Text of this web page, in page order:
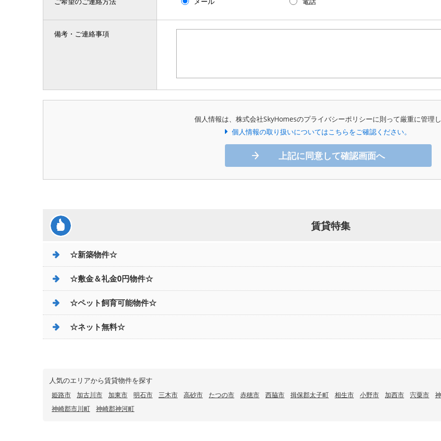
備考・ご連絡事項
個人情報は、株式会社SkyHomesのプライバシーポリシーに則って厳重に管理
個人情報の取り扱いについてはこちらをご確認ください。
上記に同意して確認画面へ
賃貸特集
☆新築物件☆
☆敷金＆礼金0円物件☆
☆ペット飼育可能物件☆
☆ネット無料☆
人気のエリアから賃貸物件を探す
姫路市 加古川市 加東市 明石市 三木市 高砂市 たつの市 赤穂市 西脇市 揖保郡太子町 相生市 小野市 加西市 宍粟市
神崎郡市川町
神崎郡神河町